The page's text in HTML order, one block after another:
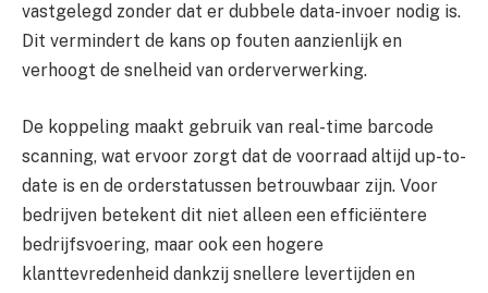
vastgelegd zonder dat er dubbele data-invoer nodig is.
Dit vermindert de kans op fouten aanzienlijk en
verhoogt de snelheid van orderverwerking.
De koppeling maakt gebruik van real-time barcode
scanning, wat ervoor zorgt dat de voorraad altijd up-to-
date is en de orderstatussen betrouwbaar zijn. Voor
bedrijven betekent dit niet alleen een efficiëntere
bedrijfsvoering, maar ook een hogere
klanttevredenheid dankzij snellere levertijden en